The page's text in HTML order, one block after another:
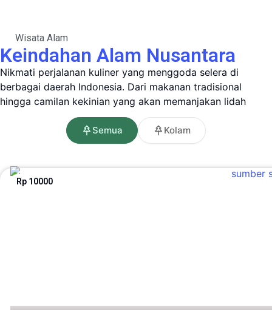
Wisata Alam
Keindahan Alam Nusantara
Nikmati perjalanan kuliner yang menggoda selera di
berbagai daerah Indonesia. Dari makanan tradisional
hingga camilan kekinian yang akan memanjakan lidah
Semua Kolam
Rp 10000